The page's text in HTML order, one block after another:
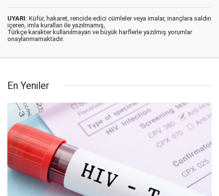
UYARI: Küfür, hakaret, rencide edici cümleler veya imalar, inançlara saldırı
içeren, imla kuralları ile yazılmamış,
Türkçe karakter kullanılmayan ve büyük harflerle yazılmış yorumlar
onaylanmamaktadır.
En Yeniler